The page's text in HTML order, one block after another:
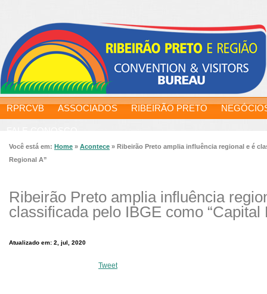
RPRCVB ASSOCIADOS RIBEIRÃO PRETO
Você está em: Home » Acontece » Ribeirão Preto amplia influência regional e é
Regional A”
Ribeirão Preto amplia influência
classificada pelo IBGE como “Capital
Atualizado em: 2, jul, 2020
Tweet